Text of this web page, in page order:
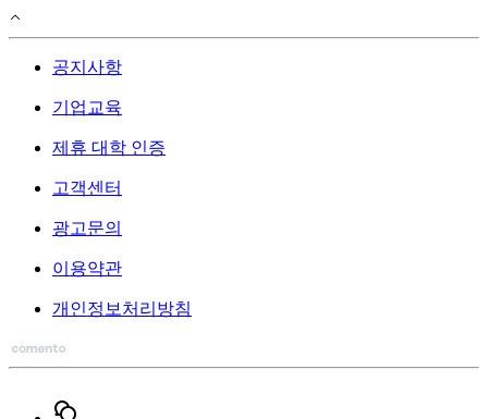
공지사항
기업교육
제휴 대학 인증
고객센터
광고문의
이용약관
개인정보처리방침